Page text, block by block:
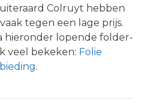
Colruyt hebben
tegen een lage prijs.
hieronder lopende folder-
veel bekeken: Folie
.